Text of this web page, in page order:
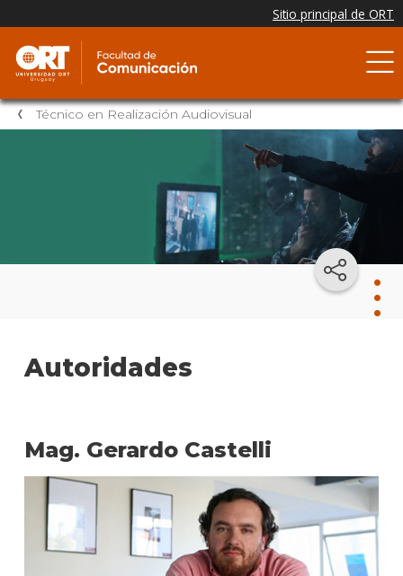
Técnico en Realización Audiovisual
Autoridades
de
Mag. Gerardo Castelli